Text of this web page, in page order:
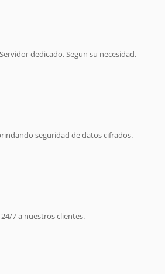
dedicado. Segun su necesidad.
seguridad de datos cifrados.
7 a nuestros clientes.